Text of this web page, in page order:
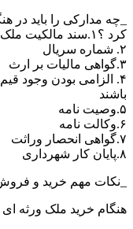
_چه مدارکی را باید در
کرد ؟۱.سند مالکیت ملک
۲. شماره سریال
۳.گواهی مالیات بر ارث
۴. الزامی بودن وجود
باشند
۵.وصیت نامه
۶.وکالت نامه
۷.گواهی انحصار وراثت
۸.پایان کار شهرداری
_نکات مهم خرید و
هنگام خرید ملک ورثه